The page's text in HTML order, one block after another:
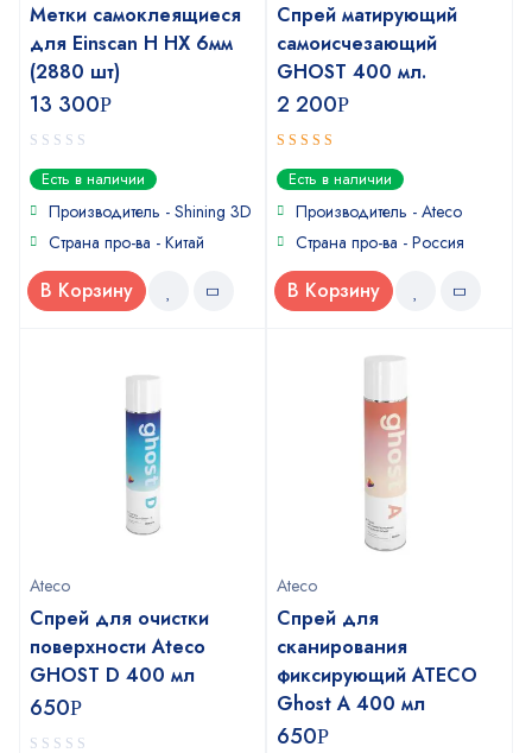
Метки самоклеящиеся
для Einscan H HX 6мм
(2880 шт)
13 300Р
0
out
of
Есть в наличии
Производитель - Shining 3D
Страна про-ва - Китай
В Корзину
Спрей матирующий
самоисчезающий
GHOST 400 мл.
2 200Р
5out of 5
Есть в наличии
Производитель - Ateco
Страна про-ва - Россия
В Корзину
Ateco
Спрей для очистки
поверхности Ateco
GHOST D 400 мл
650Р
Ateco
Спрей для
сканирования
фиксирующий ATECO
Ghost A 400 мл
650Р